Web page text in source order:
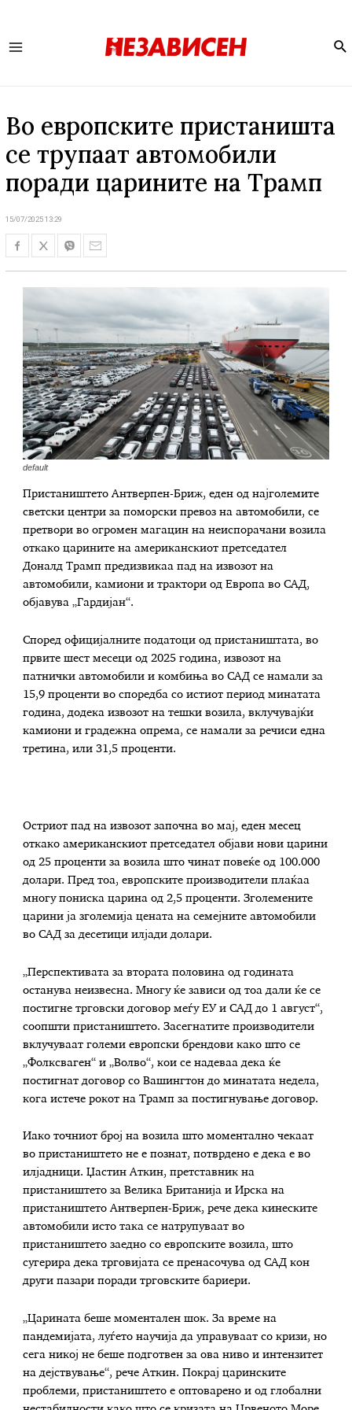
Во европските пристаништа
се трупаат автомобили
поради царините на Трамп
15/07/2025 13:29
default
Пристаништето Антверпен-Бриж, еден од најголемите
светски центри за поморски превоз на автомобили, се
претвори во огромен магацин на неиспорачани возила
откако царините на американскиот претседател
Доналд Трамп предизвикаа пад на извозот на
автомобили, камиони и трактори од Европа во САД,
објавува „Гардијан“.
Според официјалните податоци од пристаништата, во
првите шест месеци од 2025 година, извозот на
патнички автомобили и комбиња во САД се намали за
15,9 проценти во споредба со истиот период минатата
година, додека извозот на тешки возила, вклучувајќи
камиони и градежна опрема, се намали за речиси една
третина, или 31,5 проценти.
Остриот пад на извозот започна во мај, еден месец
откако американскиот претседател објави нови царини
од 25 проценти за возила што чинат повеќе од 100.000
долари. Пред тоа, европските производители плаќаа
многу пониска царина од 2,5 проценти. Зголемените
царини ја зголемија цената на семејните автомобили
во САД за десетици илјади долари.
„Перспективата за втората половина од годината
останува неизвесна. Многу ќе зависи од тоа дали ќе се
постигне трговски договор меѓу ЕУ и САД до 1 август“,
соопшти пристаништето. Засегнатите производители
вклучуваат големи европски брендови како што се
„Фолксваген“ и „Волво“, кои се надеваа дека ќе
постигнат договор со Вашингтон до минатата недела,
кога истече рокот на Трамп за постигнување договор.
Иако точниот број на возила што моментално чекаат
во пристаништето не е познат, потврдено е дека е во
илјадници. Џастин Аткин, претставник на
пристаништето за Велика Британија и Ирска на
пристаништето Антверпен-Бриж, рече дека кинеските
автомобили исто така се натрупуваат во
пристаништето заедно со европските возила, што
сугерира дека трговијата се пренасочува од САД кон
други пазари поради трговските бариери.
„Царината беше моментален шок. За време на
пандемијата, луѓето научија да управуваат со кризи, но
сега никој не беше подготвен за ова ниво и интензитет
на дејствување“, рече Аткин. Покрај царинските
проблеми, пристаништето е оптоварено и од глобални